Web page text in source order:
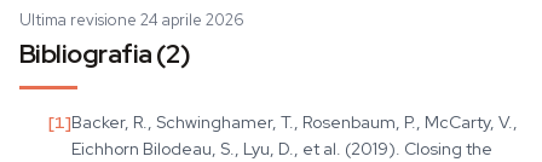
Ultima revisione 24 aprile 2026
Bibliografia (2)
[1]Backer, R., Schwinghamer, T., Rosenbaum, P., McCarty, V.,
Eichhorn Bilodeau, S., Lyu, D., et al. (2019). Closing the